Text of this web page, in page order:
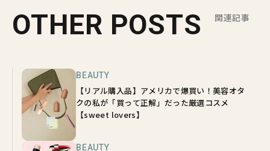
OTHER POSTS 関連記事
BEAUTY
【リアル購入品】アメリカで爆買い！美容オタ
クの私が「買って正解」だった厳選コスメ
【sweet lovers】
BEAUTY